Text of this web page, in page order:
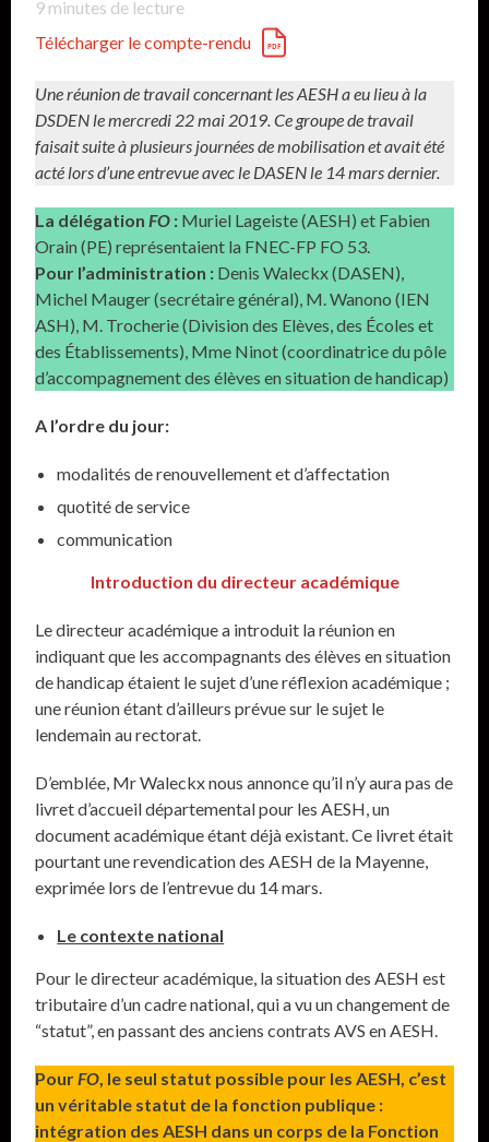
9 minutes de lecture
Télécharger le compte-rendu
Une réunion de travail concernant les AESH a eu lieu à la
DSDEN le mercredi 22 mai 2019.Ce groupe de travail
faisait suite à plusieurs journées de mobilisation et avait été
acté lors d’une entrevue avec le DASEN le 14 mars dernier.
La délégation FO : Muriel Lageiste (AESH) et Fabien
Orain (PE) représentaient la FNEC-FP FO 53.
Pour l’administration : Denis Waleckx (DASEN),
Michel Mauger (secrétaire général), M. Wanono (IEN
ASH), M. Trocherie (Division des Elèves, des Écoles et
des Établissements), Mme Ninot (coordinatrice du pôle
d’accompagnement des élèves en situation de handicap)
A l’ordre du jour:
modalités de renouvellement et d’affectation
quotité de service
communication
Introduction du directeur académique
Le directeur académique a introduit la réunion en
indiquant que les accompagnants des élèves en situation
de handicap étaient le sujet d’une réflexion académique ;
une réunion étant d’ailleurs prévue sur le sujet le
lendemain au rectorat.
D’emblée, Mr Waleckx nous annonce qu’il n’y aura pas de
livret d’accueil départemental pour les AESH, un
document académique étant déjà existant. Ce livret était
pourtant une revendication des AESH de la Mayenne,
exprimée lors de l’entrevue du 14 mars.
Le contexte national
Pour le directeur académique, la situation des AESH est
tributaire d’un cadre national, qui a vu un changement de
“statut”, en passant des anciens contrats AVS en AESH.
Pour FO , le seul statut possible pour les AESH, c’est
un véritable statut de la fonction publique :
intégration des AESH dans un corps de la Fonction